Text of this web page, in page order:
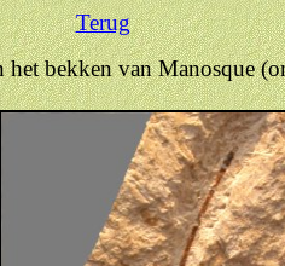
Terug
het bekken van Manosque